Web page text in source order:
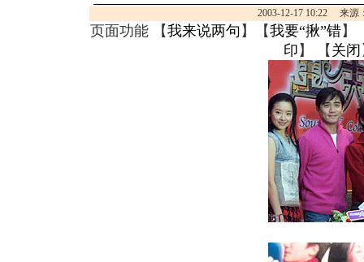
2003-12-17 10:22 来源
页面功能 【我来说两句 】【我要“揪”错】
印 】 【 关闭